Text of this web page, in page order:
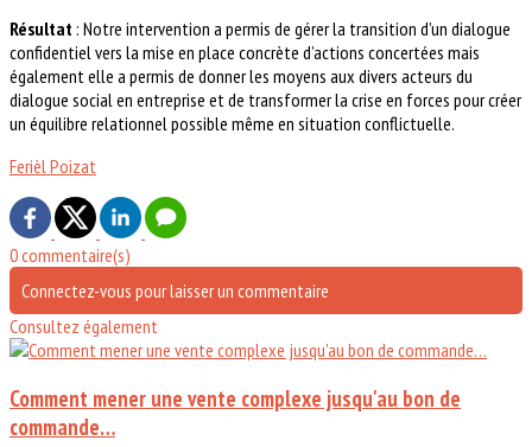
Résultat : Notre intervention a permis de gérer la transition d’un dialogue
confidentiel vers la mise en place concrète d’actions concertées mais
également elle a permis de donner les moyens aux divers acteurs du
dialogue social en entreprise et de transformer la crise en forces pour créer
un équilibre relationnel possible même en situation conflictuelle.
Ferièl Poizat
0 commentaire(s)
Connectez-vous pour laisser un commentaire
Consultez également
Comment mener une vente complexe jusqu'au bon de
commande…